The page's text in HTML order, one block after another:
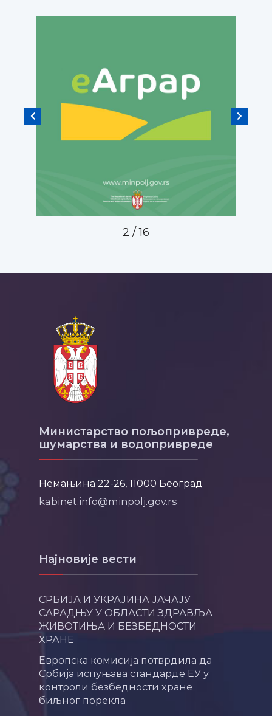
2 / 16
Министарство пољопривреде,
шумарства и водопривреде
Немањина 22-26, 11000 Београд
kabinet.info@minpolj.gov.rs
Најновије вести
СРБИЈА И УКРАЈИНА ЈАЧАЈУ
САРАДЊУ У ОБЛАСТИ ЗДРАВЉА
ЖИВОТИЊА И БЕЗБЕДНОСТИ
ХРАНЕ
Европска комисија потврдила да
Србија испуњава стандарде ЕУ у
контроли безбедности хране
биљног порекла